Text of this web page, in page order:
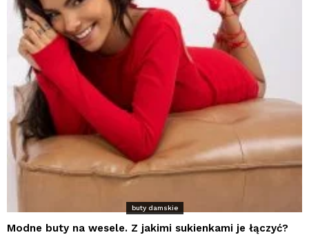
buty damskie
Modne buty na wesele. Z jakimi sukienkami je łączyć?